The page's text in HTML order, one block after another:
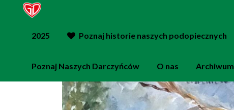
2025 Poznaj historie naszych podopiecznych
Poznaj Naszych Darczyńców O nas Archiwum